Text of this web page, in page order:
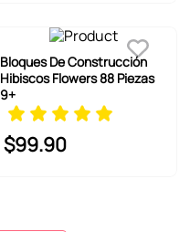
Bloques De Construcción
Hibiscos Flowers 88 Piezas
9+
$99.90